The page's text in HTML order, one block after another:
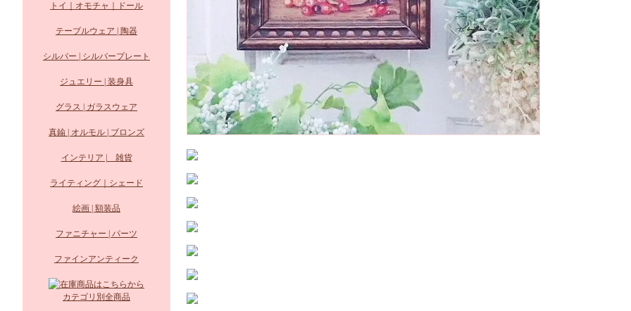
トイ｜オモチャ｜ドール
テーブルウェア | 陶器
シルバー | シルバープレート
ジュエリー | 装身具
グラス | ガラスウェア
真鍮 | オルモル | ブロンズ
インテリア | 雑貨
ライティング｜シェード
絵画 | 額装品
ファニチャー | パーツ
ファインアンティーク
カテゴリ別全商品